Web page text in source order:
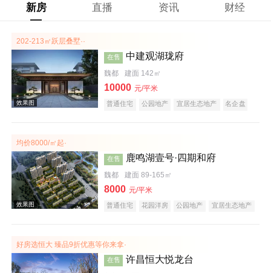
新房 直播 资讯 财经
202-213㎡跃层叠墅··
效果图
在售 中建观湖珑府
魏都 建面 142㎡
10000 元/平米
普通住宅 公园地产 宜居生态地产 名企盘
均价8000/㎡起·
在售 鹿鸣湖壹号·四期和府
魏都 建面 89-165㎡
8000 元/平米
普通住宅 花园洋房 公园地产
宜居生态地产
好房选恒大 臻品9折优惠等你来拿·
在售 许昌恒大悦龙台